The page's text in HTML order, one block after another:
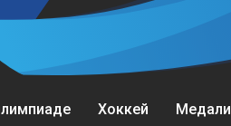
Хоккей Медали